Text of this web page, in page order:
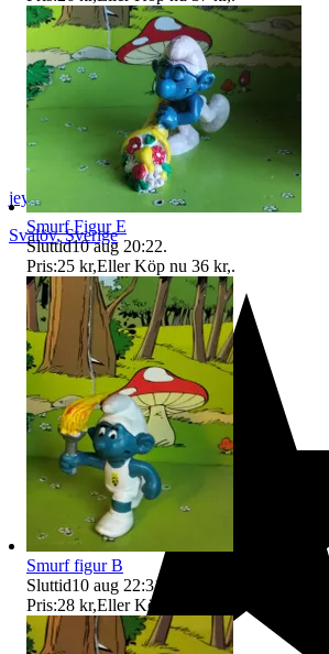
jeyd
Svalöv,Sverige
Smurf Figur E
Sluttid10 aug 20:22.
Pris:25 kr,Eller Köp nu 36 kr,.
Smurf figur B
Sluttid10 aug 22:31
Pris:28 kr,Eller Köp nu